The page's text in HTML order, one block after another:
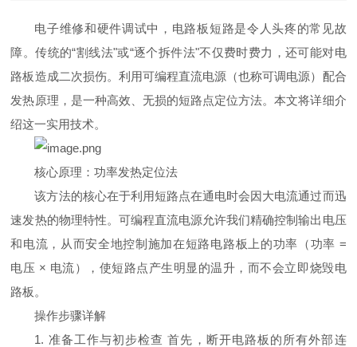
电子维修和硬件调试中，电路板短路是令人头疼的常见故
障。传统的“割线法"或“逐个拆件法"不仅费时费力，还可能对电
路板造成二次损伤。利用可编程直流电源（也称可调电源）配合
发热原理，是一种高效、无损的短路点定位方法。本文将详细介
绍这一实用技术。
核心原理：功率发热定位法
该方法的核心在于利用短路点在通电时会因大电流通过而迅
速发热的物理特性。可编程直流电源允许我们精确控制输出电压
和电流，从而安全地控制施加在短路电路板上的功率（功率 =
电压 × 电流），使短路点产生明显的温升，而不会立即烧毁电
路板。
操作步骤详解
1. 准备工作与初步检查 首先，断开电路板的所有外部连